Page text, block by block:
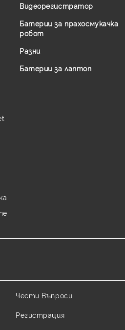
Видеорегистратор
Батерии за прахосмукачка
робот
Разни
Батерии за лаптоп
Чести Въпроси
Регистрация